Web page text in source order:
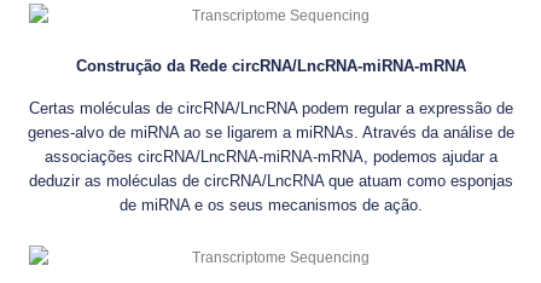
Construção da Rede circRNA/LncRNA-miRNA-mRNA
Certas moléculas de circRNA/LncRNA podem regular a expressão de
genes-alvo de miRNA ao se ligarem a miRNAs. Através da análise de
associações circRNA/LncRNA-miRNA-mRNA, podemos ajudar a
deduzir as moléculas de circRNA/LncRNA que atuam como esponjas
de miRNA e os seus mecanismos de ação.